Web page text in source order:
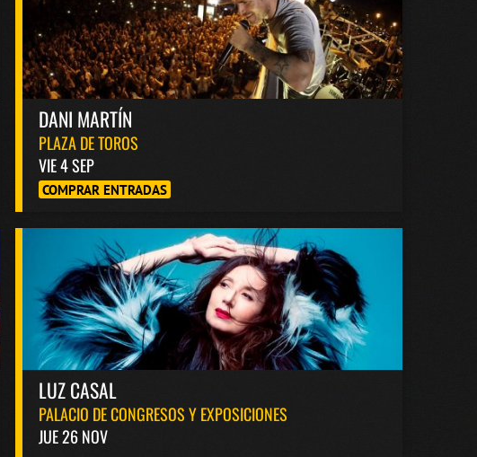
DANI MARTÍN
PLAZA DE TOROS
VIE 4 SEP
COMPRAR ENTRADAS
LUZ CASAL
PALACIO DE CONGRESOS Y EXPOSICIONES
JUE 26 NOV